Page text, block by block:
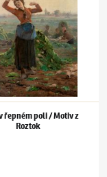
řepném poli / Motiv z
Roztok